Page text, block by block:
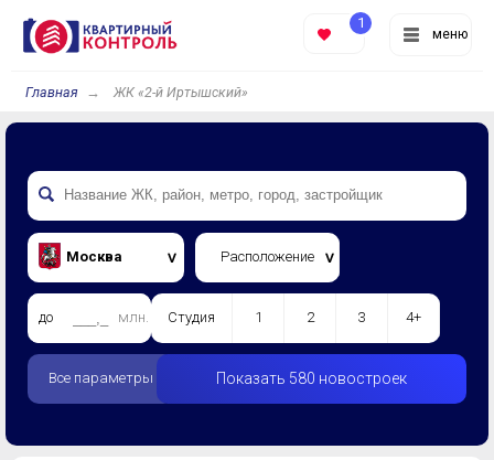
меню
1
Главная ЖК «2-й Иртышский»
Москва Расположение
до млн. Студия 1 2 3 4+
Все параметры Показать 580 новостроек